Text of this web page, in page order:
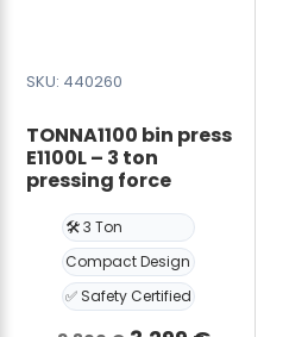
SKU: 440260
TONNA1100 bin press
E1100L – 3 ton
pressing force
🛠️ 3 Ton
Compact Design
✅ Safety Certified